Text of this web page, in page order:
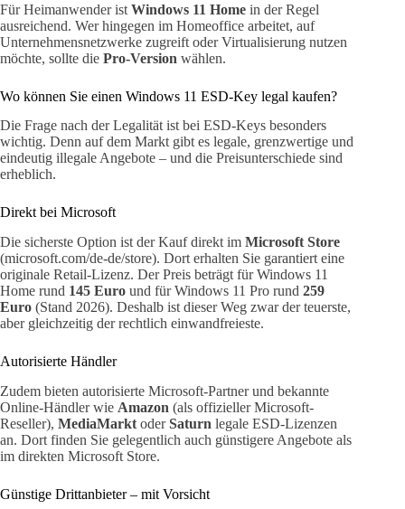
Für Heimanwender ist Windows 11 Home in der Regel
ausreichend. Wer hingegen im Homeoffice arbeitet, auf
Unternehmensnetzwerke zugreift oder Virtualisierung nutzen
möchte, sollte die Pro-Version wählen.
Wo können Sie einen Windows 11 ESD-Key legal kaufen?
Die Frage nach der Legalität ist bei ESD-Keys besonders
wichtig. Denn auf dem Markt gibt es legale, grenzwertige und
eindeutig illegale Angebote – und die Preisunterschiede sind
erheblich.
Direkt bei Microsoft
Die sicherste Option ist der Kauf direkt im Microsoft Store
(microsoft.com/de-de/store). Dort erhalten Sie garantiert eine
originale Retail-Lizenz. Der Preis beträgt für Windows 11
Home rund 145 Euro und für Windows 11 Pro rund 259
Euro (Stand 2026). Deshalb ist dieser Weg zwar der teuerste,
aber gleichzeitig der rechtlich einwandfreieste.
Autorisierte Händler
Zudem bieten autorisierte Microsoft-Partner und bekannte
Online-Händler wie Amazon (als offizieller Microsoft-
Reseller), MediaMarkt oderSaturn legale ESD-Lizenzen
an. Dort finden Sie gelegentlich auch günstigere Angebote als
im direkten Microsoft Store.
Günstige Drittanbieter – mit Vorsicht